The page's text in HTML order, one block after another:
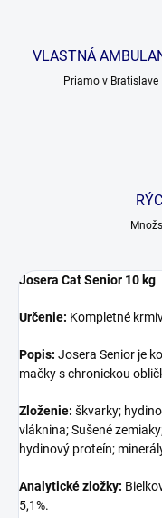
VLASTNÁ
Priamo v Bratislave
Josera Cat Senior 10 kg
Určenie: Kompletné
Popis: Josera Senior je
mačky s chronickou
Zloženie: škvarky;
vláknina; Sušené
hydinový proteín;
Analytické zložky:
5,1%.